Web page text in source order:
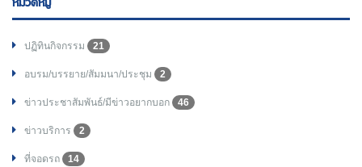
ปฏิทินกิจกรรม 21
อบรม/บรรยาย/สัมมนา/ประชุม 2
ข่าวประชาสัมพันธ์/มีข่าวอยากบอก 46
ข่าวบริการ 2
ที่จอดรถ 14